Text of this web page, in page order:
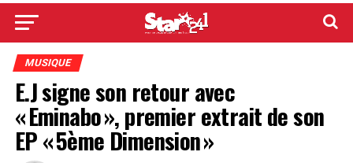
MUSIQUE
E.J signe son retour avec
« Eminabo », premier extrait de son
EP « 5ème Dimension »